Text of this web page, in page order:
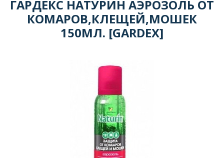
ГАРДЕКС НАТУРИН АЭРОЗОЛЬ ОТ
КОМАРОВ,КЛЕЩЕЙ,МОШЕК
150МЛ. [GARDEX]